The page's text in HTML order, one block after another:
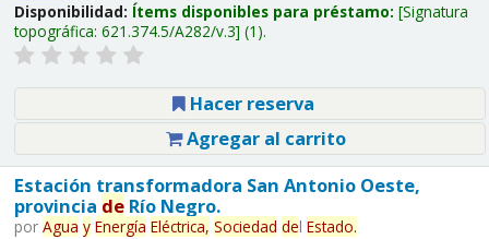
Disponibilidad: Ítems disponibles para préstamo: Signatura
topográfica: 621.374.5/A282/v.3 (1).
Hacer reserva
Agregar al carrito
Estación transformadora San Antonio Oeste,
provincia deRío Negro.
por Agua y Energía Eléctrica, Sociedad del Estado.